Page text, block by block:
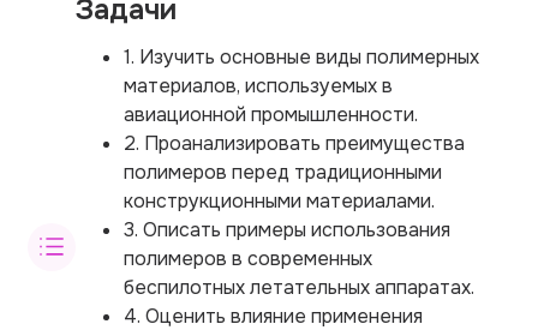
Задачи
1. Изучить основные виды полимерных
материалов, используемых в
авиационной промышленности.
2. Проанализировать преимущества
полимеров перед традиционными
конструкционными материалами.
3. Описать примеры использования
полимеров в современных
беспилотных летательных аппаратах.
4. Оценить влияние применения